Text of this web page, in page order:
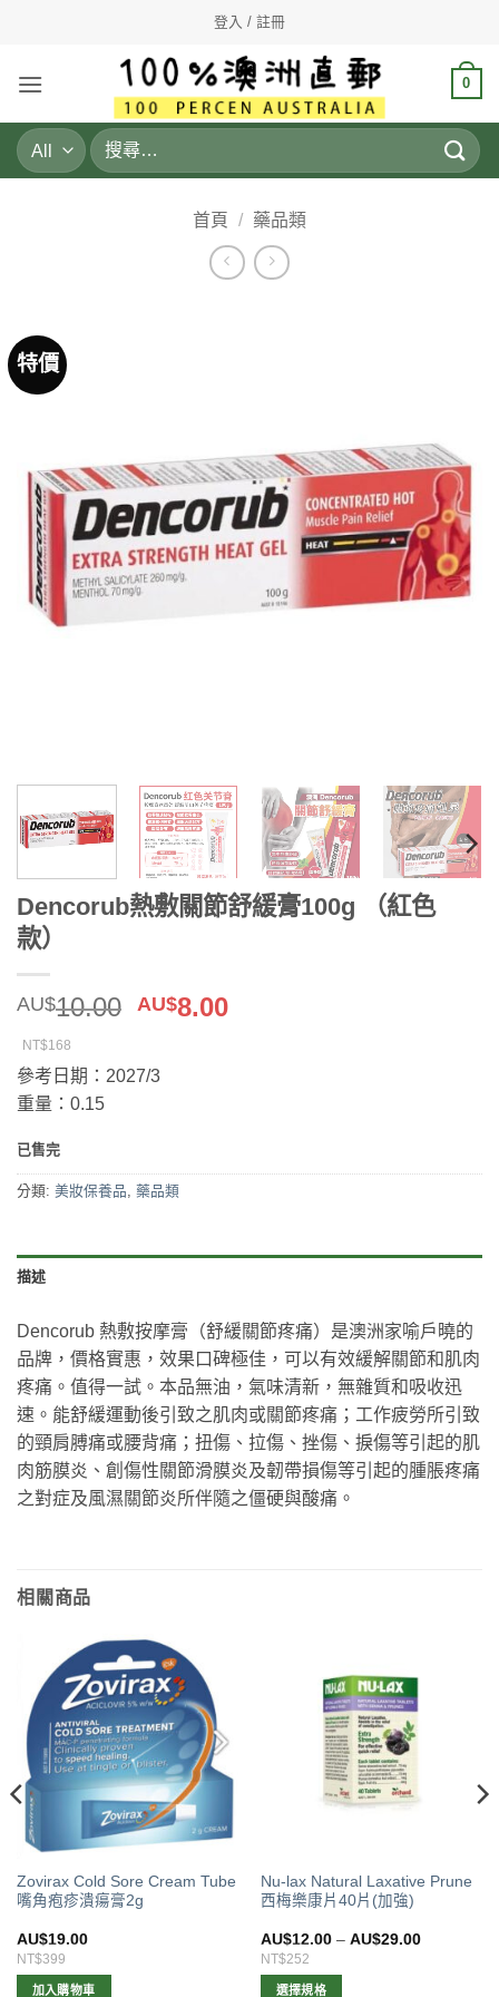
登入 / 註冊
0
搜
尋
首頁 / 藥品類
特價
Dencorub熱敷關節舒緩膏100g （紅色
款）
AU$10.00 原
格：
AU$8.00目
NT$168
參考日期：2027/3
重量：0.15
已售完
分類: 美妝保養品 藥品類
描述
Dencorub 熱敷按摩膏（舒緩關節疼痛）是澳洲家喻戶曉的
品牌，價格實惠，效果口碑極佳，可以有效緩解關節和肌肉
疼痛。值得一試。本品無油，氣味清新，無雜質和吸收迅
速。能舒緩運動後引致之肌肉或關節疼痛；工作疲勞所引致
的頸肩膊痛或腰背痛；扭傷、拉傷、挫傷、捩傷等引起的肌
肉筋膜炎、創傷性關節滑膜炎及韌帶損傷等引起的腫脹疼痛
之對症及風濕關節炎所伴隨之僵硬與酸痛。
相關商品
Zovirax Cold Sore Cream Tube
嘴角疱疹潰瘍膏2g
AU$19.00
NT$399
加入購物車
Nu-lax Natural Laxative Prune
西梅樂康片40片(加強)
AU$12.00– AU$29.00
NT$252
選擇規格